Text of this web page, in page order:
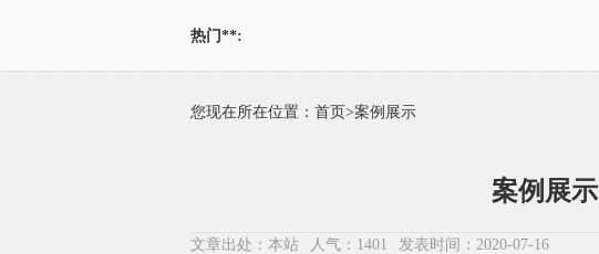
热门**:
您现在所在位置： 首页>案例展示
案例展示
文章出处：本站 人气：1401 发表时间：2020-07-16